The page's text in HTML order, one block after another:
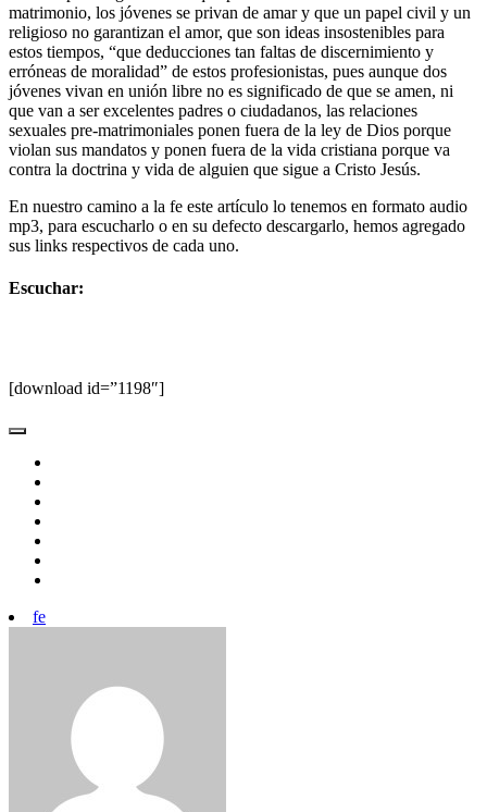
matrimonio, los jóvenes se privan de amar y que un papel civil y un
religioso no garantizan el amor, que son ideas insostenibles para
estos tiempos, “que deducciones tan faltas de discernimiento y
erróneas de moralidad” de estos profesionistas, pues aunque dos
jóvenes vivan en unión libre no es significado de que se amen, ni
que van a ser excelentes padres o ciudadanos, las relaciones
sexuales pre-matrimoniales ponen fuera de la ley de Dios porque
violan sus mandatos y ponen fuera de la vida cristiana porque va
contra la doctrina y vida de alguien que sigue a Cristo Jesús.
En nuestro camino a la fe este artículo lo tenemos en formato audio
mp3, para escucharlo o en su defecto descargarlo, hemos agregado
sus links respectivos de cada uno.
Escuchar:
[download id=”1198″]
fe